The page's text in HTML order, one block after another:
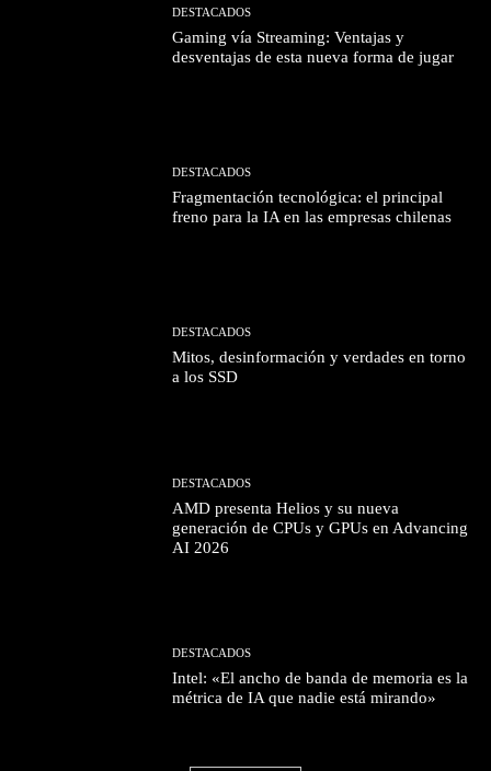
DESTACADOS
Gaming vía Streaming: Ventajas y
desventajas de esta nueva forma de jugar
DESTACADOS
Fragmentación tecnológica: el principal
freno para la IA en las empresas chilenas
DESTACADOS
Mitos, desinformación y verdades en torno
a los SSD
DESTACADOS
AMD presenta Helios y su nueva
generación de CPUs y GPUs en Advancing
AI 2026
DESTACADOS
Intel: «El ancho de banda de memoria es la
métrica de IA que nadie está mirando»